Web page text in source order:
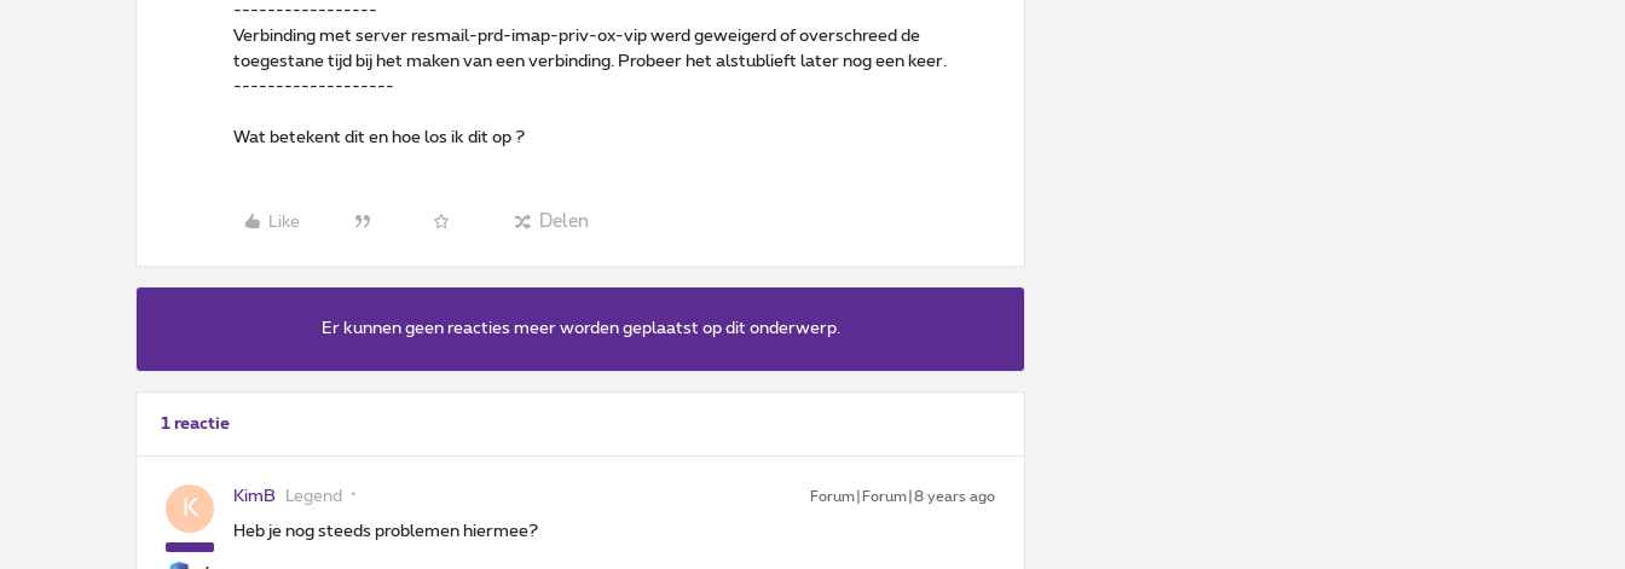
-----------------
Verbinding met server resmail-prd-imap-priv-ox-vip werd geweigerd of overschreed de
toegestane tijd bij het maken van een verbinding. Probeer het alstublieft later nog een keer.
-------------------
Wat betekent dit en hoe los ik dit op ?
Like Delen
Er kunnen geen reacties meer worden geplaatst op dit onderwerp.
1 reactie
K KimB Legend Forum|Forum|8 years ago
Heb je nog steeds problemen hiermee?